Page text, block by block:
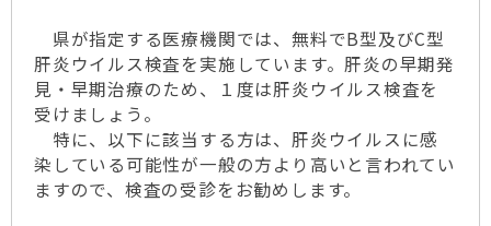
県が指定する医療機関では、無料でB型及びC型
肝炎ウイルス検査を実施しています。肝炎の早期発
見・早期治療のため、１度は肝炎ウイルス検査を
受けましょう。
特に、以下に該当する方は、肝炎ウイルスに感
染している可能性が一般の方より高いと言われてい
ますので、検査の受診をお勧めします。